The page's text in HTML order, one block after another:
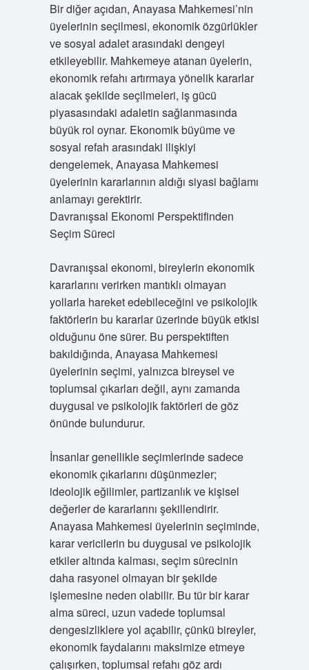
Bir diğer açıdan, Anayasa Mahkemesi’nin
üyelerinin seçilmesi, ekonomik özgürlükler
ve sosyal adalet arasındaki dengeyi
etkileyebilir. Mahkemeye atanan üyelerin,
ekonomik refahı artırmaya yönelik kararlar
alacak şekilde seçilmeleri, iş gücü
piyasasındaki adaletin sağlanmasında
büyük rol oynar. Ekonomik büyüme ve
sosyal refah arasındaki ilişkiyi
dengelemek, Anayasa Mahkemesi
üyelerinin kararlarının aldığı siyasi bağlamı
anlamayı gerektirir.
Davranışsal Ekonomi Perspektifinden
Seçim Süreci
Davranışsal ekonomi, bireylerin ekonomik
kararlarını verirken mantıklı olmayan
yollarla hareket edebileceğini ve psikolojik
faktörlerin bu kararlar üzerinde büyük etkisi
olduğunu öne sürer. Bu perspektiften
bakıldığında, Anayasa Mahkemesi
üyelerinin seçimi, yalnızca bireysel ve
toplumsal çıkarları değil, aynı zamanda
duygusal ve psikolojik faktörleri de göz
önünde bulundurur.
İnsanlar genellikle seçimlerinde sadece
ekonomik çıkarlarını düşünmezler;
ideolojik eğilimler, partizanlık ve kişisel
değerler de kararlarını şekillendirir.
Anayasa Mahkemesi üyelerinin seçiminde,
karar vericilerin bu duygusal ve psikolojik
etkiler altında kalması, seçim sürecinin
daha rasyonel olmayan bir şekilde
işlemesine neden olabilir. Bu tür bir karar
alma süreci, uzun vadede toplumsal
dengesizliklere yol açabilir, çünkü bireyler,
ekonomik faydalarını maksimize etmeye
çalışırken, toplumsal refahı göz ardı